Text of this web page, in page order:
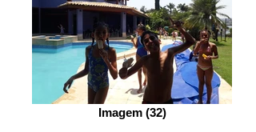
Imagem (32)